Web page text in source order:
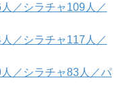
／シラチャ109人／
／シラチャ117人／
／シラチャ83人／パ